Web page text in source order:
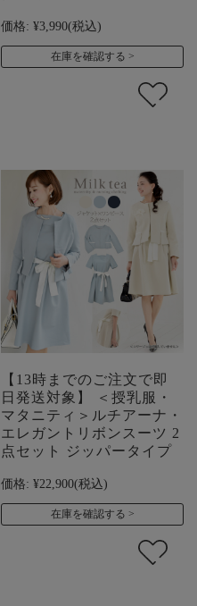
価格: ¥3,990(税込)
在庫を確認する
【13時までのご注文で即
日発送対象】 ＜授乳服・
マタニティ＞ルチアーナ・
エレガントリボンスーツ 2
点セット ジッパータイプ
価格: ¥22,900(税込)
在庫を確認する